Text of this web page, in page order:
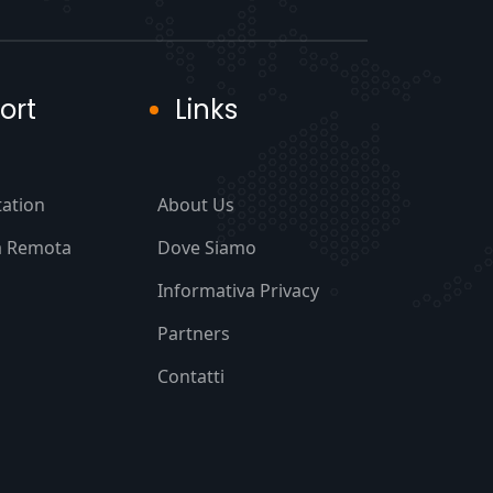
Remota
Links
About Us
Dove Siamo
Informativa Privacy
Partners
Contatti